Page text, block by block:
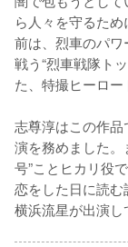
ら人々を守るた
前は、烈車のパ
戦う“烈車戦隊ト
た、特撮ヒーロー
志尊淳はこの作品
演を務めました
号”ことヒカリ役
恋をした日に読む
横浜流星が出演し